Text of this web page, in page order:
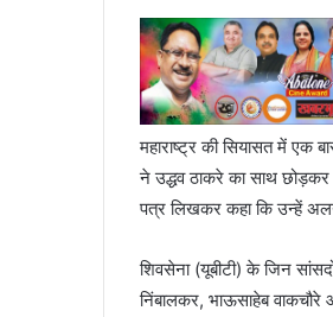
महाराष्ट्र की सियासत में एक
ने उद्धव ठाकरे का साथ
पत्र लिखकर कहा कि उन्हें
शिवसेना (यूबीटी) के जिन
निंबालकर, भाऊसाहेब